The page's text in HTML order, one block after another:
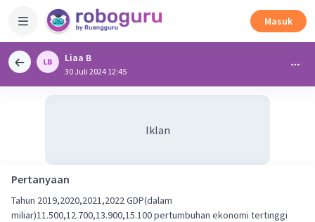
Masuk
Liaa B
30 Juli 2024 12:45
Iklan
Pertanyaan
Tahun 2019,2020,2021,2022 GDP(dalam
miliar)11.500,12.700,13.900,15.100 pertumbuhan ekonomi tertinggi